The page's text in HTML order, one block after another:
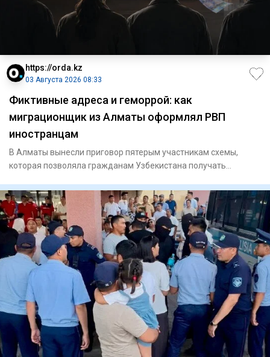
https://orda.kz
03 Августа 2026 08:33
Фиктивные адреса и геморрой: как
миграционщик из Алматы оформлял РВП
иностранцам
В Алматы вынесли приговор пятерым участникам схемы,
которая позволяла гражданам Узбекистана получать